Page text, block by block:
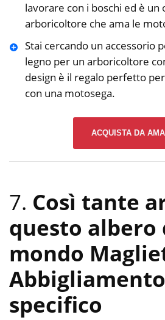
lavorare con i boschi ed è
arboricoltore che ama le
Stai cercando un accessorio
legno per un arboricoltore
design è il regalo perfetto
con una motosega.
ACQUISTA DA
7. Così tante
questo albero
mondo
Abbigliamento
specifico